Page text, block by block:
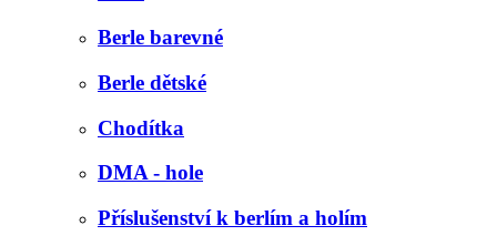
Berle barevné
Berle dětské
Chodítka
DMA - hole
Příslušenství k berlím a holím